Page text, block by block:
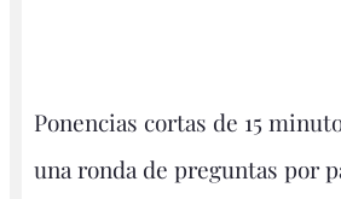
Ponencias cortas de 15
una ronda de preguntas por